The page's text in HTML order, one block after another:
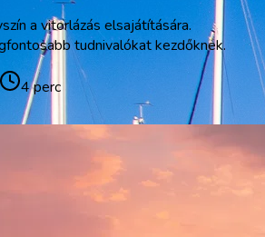
a vitorlázás elsajátítására.
tudnivalókat kezdőknek.
4 perc